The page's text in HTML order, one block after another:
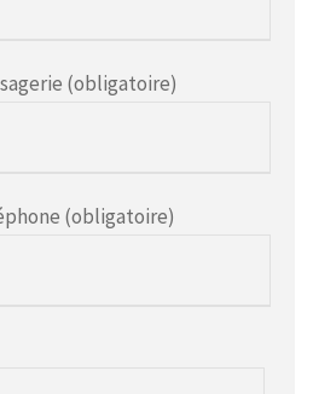
(obligatoire)
(obligatoire)